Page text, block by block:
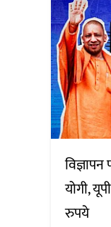
योगी,
रुपये